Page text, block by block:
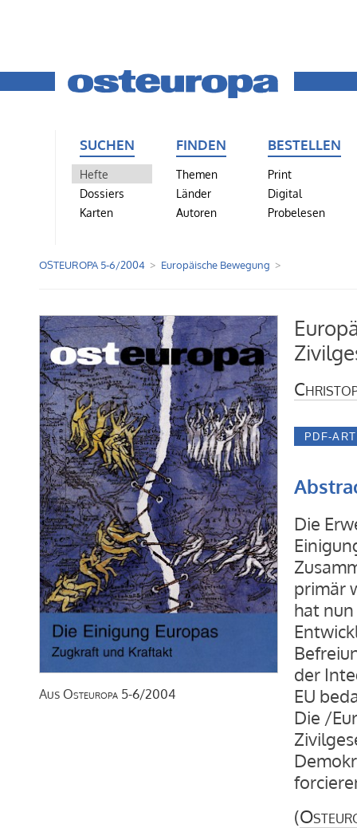
SUCHEN
Hefte
Dossiers
Karten
FINDEN
Themen
Länder
Autoren
BESTELLEN
Print
Digital
Probelesen
OSTEUROPA 5-6/2004 Europäische Bewegung
Aus Osteuropa 5-6/2004
Die
primär
hat
der
EU
Die /
(